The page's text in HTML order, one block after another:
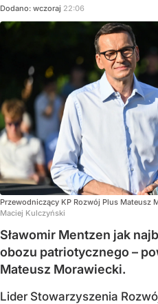
Dodano: wczoraj 22:06
Przewodniczący KP Rozwój Plus Mateusz
Maciej Kulczyński
Sławomir Mentzen jak
obozu patriotycznego –
Mateusz Morawiecki.
Lider Stowarzyszenia